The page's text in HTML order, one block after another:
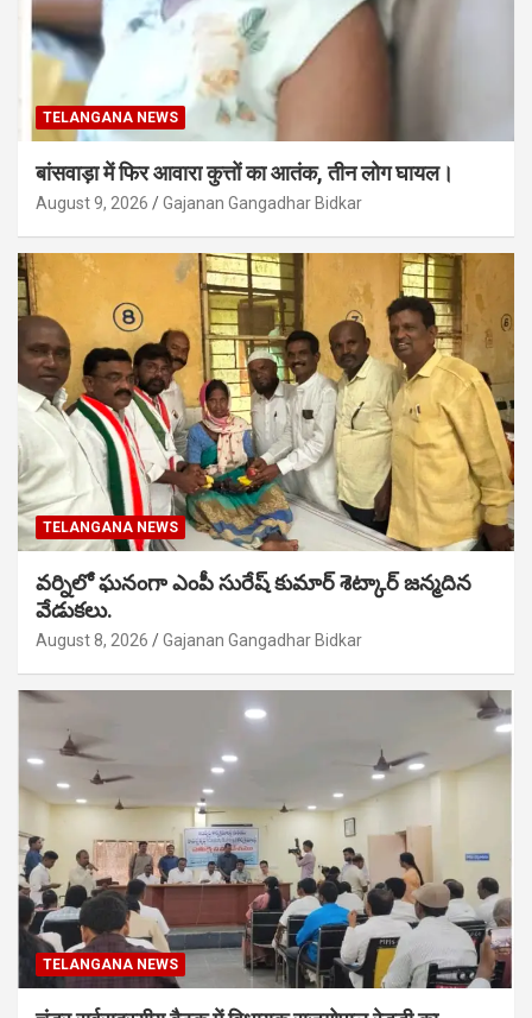
TELANGANA NEWS
बांसवाड़ा में फिर आवारा कुत्तों का आतंक, तीन लोग घायल।
August 9, 2026 Gajanan Gangadhar Bidkar
TELANGANA NEWS
వర్నిలో ఘనంగా ఎంపీ సురేష్ కుమార్ శెట్కార్ జన్మదిన
వేడుకలు.
August 8, 2026 Gajanan Gangadhar Bidkar
TELANGANA NEWS